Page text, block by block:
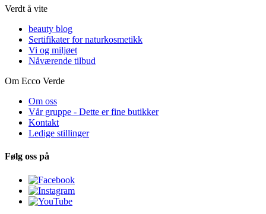
Verdt å vite
beauty blog
Sertifikater for naturkosmetikk
Vi og miljøet
Nåværende tilbud
Om Ecco Verde
Om oss
Vår gruppe - Dette er fine butikker
Kontakt
Ledige stillinger
Følg oss på